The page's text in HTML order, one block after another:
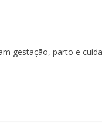
gestação, parto e